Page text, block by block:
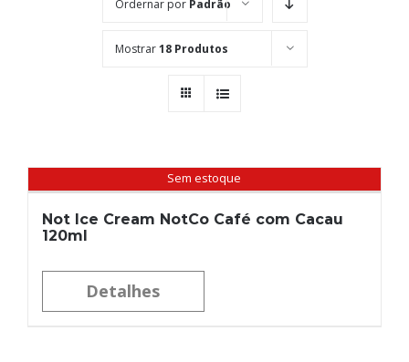
Ordernar por Padrão
Mostrar18 Produtos
Sem estoque
Not Ice Cream NotCo Café com Cacau
120ml
Detalhes